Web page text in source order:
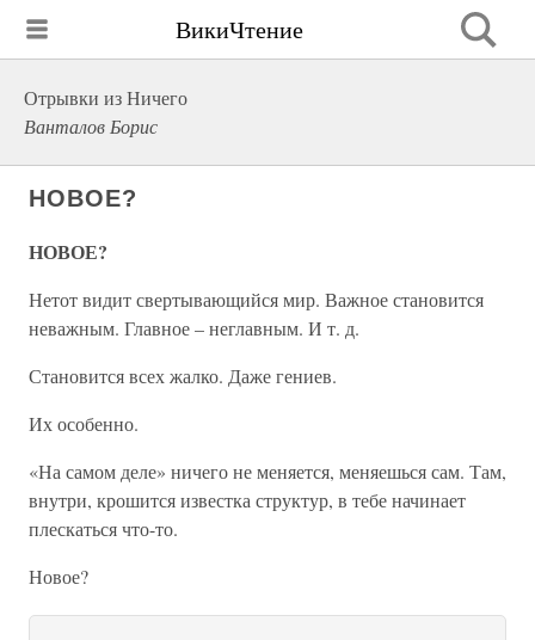
ВикиЧтение
Отрывки из Ничего
Ванталов Борис
НОВОЕ?
НОВОЕ?
Нетот видит свертывающийся мир. Важное становится
неважным. Главное – неглавным. И т. д.
Становится всех жалко. Даже гениев.
Их особенно.
«На самом деле» ничего не меняется, меняешься сам. Там,
внутри, крошится известка структур, в тебе начинает
плескаться что-то.
Новое?